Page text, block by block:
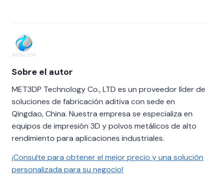
Sobre el autor
MET3DP Technology Co., LTD es un proveedor líder de
soluciones de fabricación aditiva con sede en
Qingdao, China. Nuestra empresa se especializa en
equipos de impresión 3D y polvos metálicos de alto
rendimiento para aplicaciones industriales.
¡Consulte para obtener el mejor precio y una solución
personalizada para su negocio!